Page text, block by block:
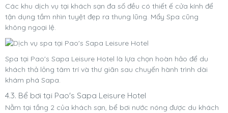
Các khu dịch vụ tại khách sạn đa số đều có thiết ế cửa kính để
tận dụng tầm nhìn tuyệt đẹp ra thung lũng. Mẩy Spa cũng
không ngoại lệ.
Spa tại Pao's Sapa Leisure Hotel là lựa chọn hoàn hảo để du
khách thả lỏng tâm trí và thư giãn sau chuyến hành trình dài
khám phá Sapa.
4.3. Bể bơi tại Pao's Sapa Leisure Hotel
Nằm tại tầng 2 của khách sạn, bể bơi nước nóng được du khách